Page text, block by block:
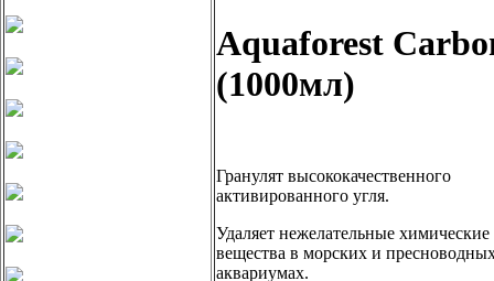
Aquaforest
(1000мл)
Гранулят высококачественного
активированного угля.
Удаляет нежелательные химические
вещества в морских и
аквариумах.